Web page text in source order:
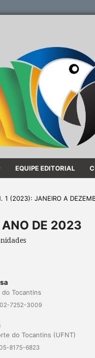
EQUIPE EDITORIAL
1 (2023): JANEIRO A
ANO DE 2023
Tocantins
7252-3009
do Tocantins (UFNT)
8175-6823